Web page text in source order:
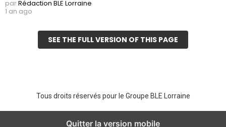
parRédaction BLE Lorraine
1 an ago
SEE THE FULL VERSION OF THIS PAGE
Tous droits réservés pour le Groupe BLE Lorraine
Quitter la version mobile